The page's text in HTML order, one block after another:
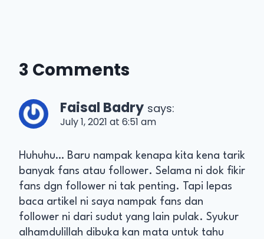
3 Comments
Faisal Badry says:
July 1, 2021 at 6:51 am
Huhuhu… Baru nampak kenapa kita kena tarik
banyak fans atau follower. Selama ni dok fikir
fans dgn follower ni tak penting. Tapi lepas
baca artikel ni saya nampak fans dan
follower ni dari sudut yang lain pulak. Syukur
alhamdulillah dibuka kan mata untuk tahu